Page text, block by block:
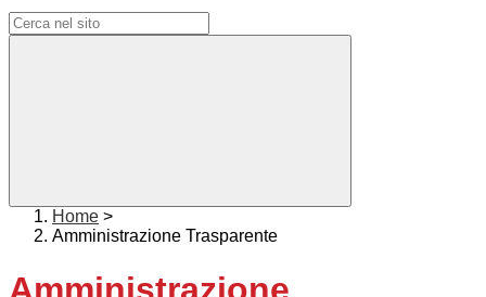
Home >
Amministrazione Trasparente
Amministrazione